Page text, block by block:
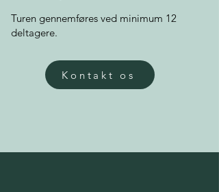
Turen gennemføres ved minimum 12
deltagere.
Kontakt os